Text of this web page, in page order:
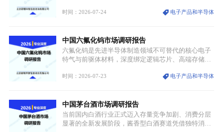
与大国科技博弈的关键战略资源。镓并非传统大宗金
领域渗透”的战略体系，成为全球科技产业运转的刚
需资源。
时间：2026-07-24 电子产品和半导体
中国六氟化钨市场调研报告
六氟化钨是先进半导体制造领域不可替代的核心电子
特气与前驱体材料，深度绑定逻辑芯片、高端存储芯
沉积（CVD）、原子层沉积（ALD）工艺专用前驱体
密制造流程。
时间：2026-07-23 电子产品和半导体
中国茅台酒市场调研报告
当前国内白酒行业正式迈入存量竞争加剧、消费分层
显著的全新发展阶段，酱香型白酒赛道凭借独特消费